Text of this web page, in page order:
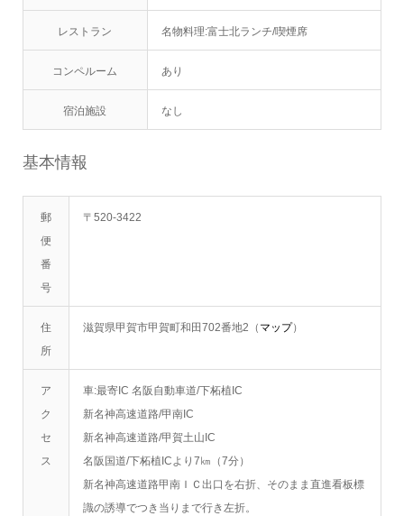
レストラン 名物料理:富士北ランチ/喫煙席
コンペルーム あり
宿泊施設 なし
基本情報
郵
便
番
号
〒520-3422
住
所
滋賀県甲賀市甲賀町和田702番地2（ マップ）
ア
ク
セ
ス
車:最寄IC 名阪自動車道/下柘植IC
新名神高速道路/甲南IC
新名神高速道路/甲賀土山IC
名阪国道/下柘植ICより7㎞（7分）
新名神高速道路甲南ＩＣ出口を右折、そのまま直進看板標
識の誘導でつき当りまで行き左折。